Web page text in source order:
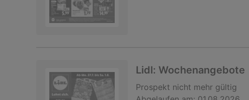
Lidl: Wochenangebote
Prospekt nicht mehr gültig